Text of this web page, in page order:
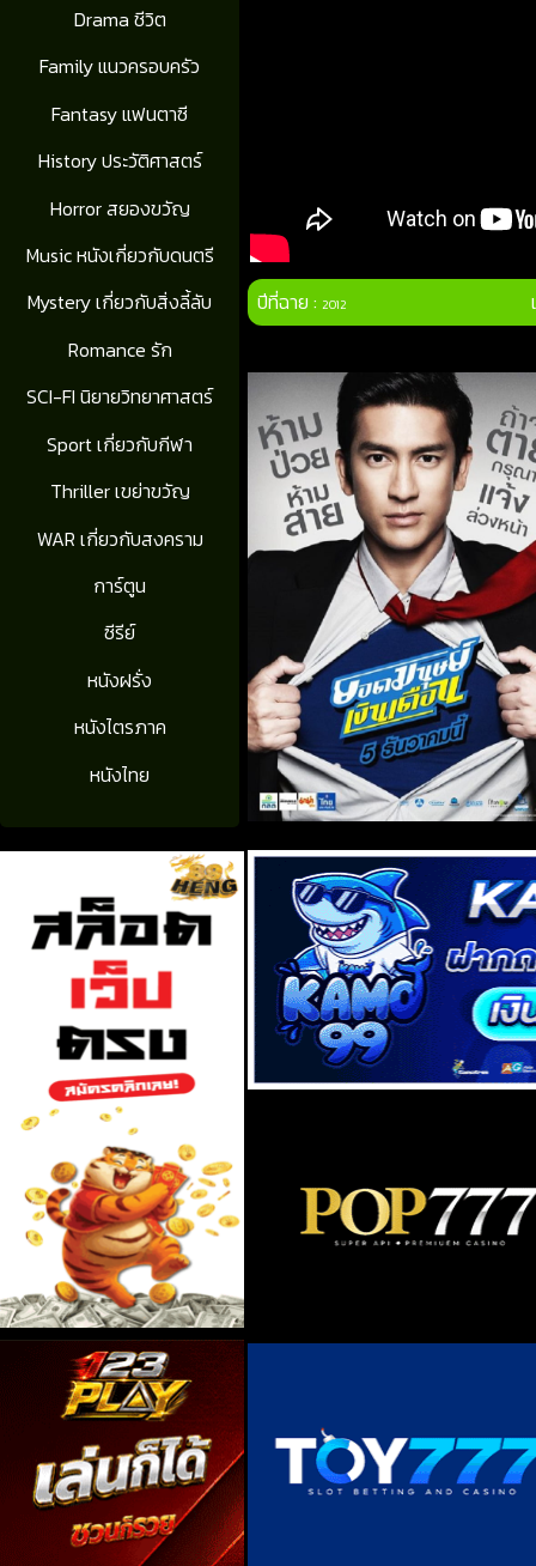
Drama ชีวิต
Family แนวครอบครัว
Fantasy แฟนตาซี
History ประวัติศาสตร์
Horror สยองขวัญ
Music หนังเกี่ยวกับดนตรี
Mystery เกี่ยวกับสิ่งลี้ลับ
Romance รัก
SCI-FI นิยายวิทยาศาสตร์
Sport เกี่ยวกับกีฬา
Thriller เขย่าขวัญ
WAR เกี่ยวกับสงคราม
การ์ตูน
ซีรีย์
หนังฝรั่ง
หนังไตรภาค
หนังไทย
ปีที่ฉาย :2012